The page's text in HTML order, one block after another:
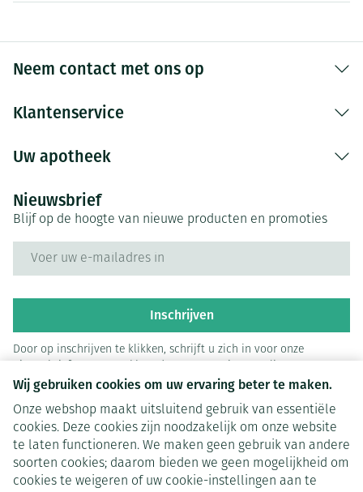
Wij gebruiken cookies om uw ervaring beter te maken.
Onze webshop maakt uitsluitend gebruik van essentiële
cookies. Deze cookies zijn noodzakelijk om onze website
te laten functioneren. We maken geen gebruik van andere
soorten cookies; daarom bieden we geen mogelijkheid om
cookies te weigeren of uw cookie-instellingen aan te
Neem contact met ons op
Klantenservice
Uw apotheek
Nieuwsbrief
Blijf op de hoogte van nieuwe producten en promoties
Inschrijven
Door op inschrijven te klikken, schrijft u zich in voor onze